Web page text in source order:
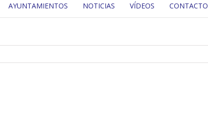
AYUNTAMIENTOS NOTICIAS VÍDEOS CONTACTO